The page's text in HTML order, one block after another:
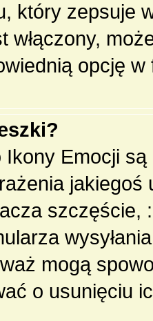
który zepsuje
włączony,
opcję w
Emocji
szczęście,
mogą
o usunięciu